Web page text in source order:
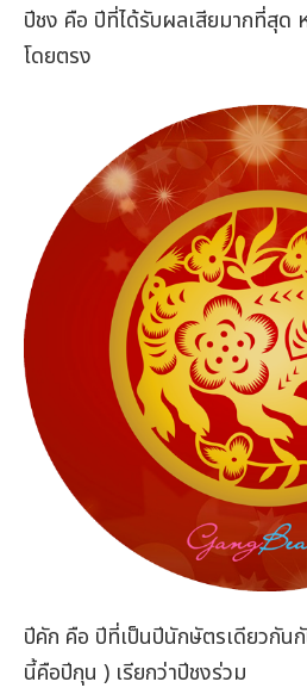
ปีชง คือ ปีที่ได้รับผลเสียมากที่สุด
โดยตรง
ปีคัก คือ ปีที่เป็นปีนักษัตรเดียวกัน
นี้คือปีกุน ) เรียกว่าปีชงร่วม